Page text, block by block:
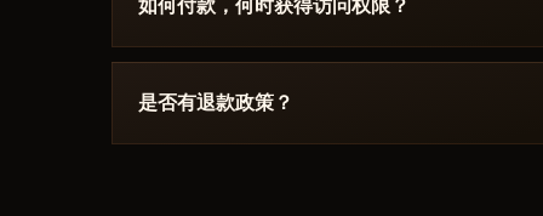
通过加密货币或匿名支付系统付款。付款确认后
内。
是否有退款政策？